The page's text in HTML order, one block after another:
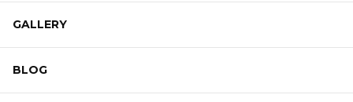
GALLERY
BLOG